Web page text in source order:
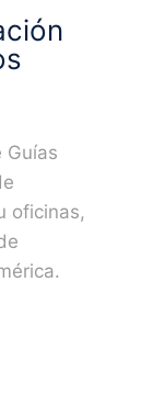
Guías
oficinas,